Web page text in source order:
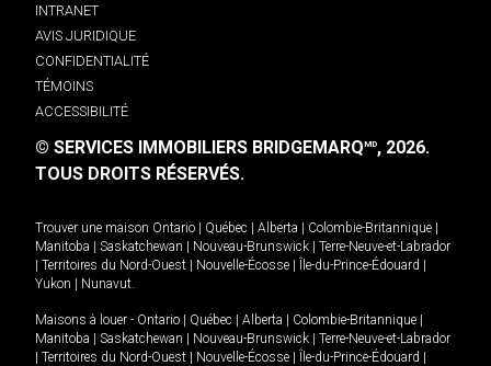
INTRANET
AVIS JURIDIQUE
CONFIDENTIALITÉ
TÉMOINS
ACCESSIBILITÉ
© SERVICES IMMOBILIERS BRIDGEMARQMD, 2026.
TOUS DROITS RÉSERVÉS.
Trouver une maison Ontario | Québec | Alberta | Colombie-Britannique |
Manitoba | Saskatchewan | Nouveau-Brunswick | Terre-Neuve-et-Labrador
| Territoires du Nord-Ouest | Nouvelle-Écosse | Île-du-Prince-Édouard |
Yukon | Nunavut
Maisons à louer - Ontario | Québec | Alberta | Colombie-Britannique |
Manitoba | Saskatchewan | Nouveau-Brunswick | Terre-Neuve-et-Labrador
| Territoires du Nord-Ouest | Nouvelle-Écosse | Île-du-Prince-Édouard |